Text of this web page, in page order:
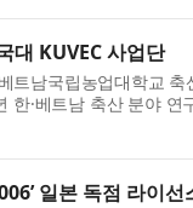
대 KUVEC 사업단
트남국립농업대학교 축
·베트남 축산 분야 연
유하...
일본 독점 라이